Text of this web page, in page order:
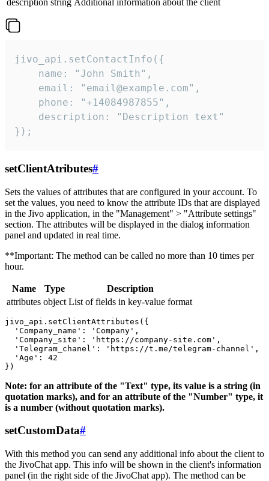
description string Additional information about the client
jivo_api.setContactInfo({
    name: "John Smith",
    email: "email@example.com",
    phone: "+14084987855",
    description: "Description text"
});
setClientAtributes#
Sets the values ​​of attributes that are configured in your account. To
set the values, you need to know the attribute IDs that are displayed
in the Jivo application, in the "Management" > "Attribute settings"
section. The attributes will be displayed in the dialog information
panel and updated in real time.
**Important: The method can be called no more than 10 times per
hour.
Name Type
Description
attributes object List of fields in key-value format
jivo_api.setClientAttributes({
  'Company_name': 'Company',
  'Company_site': 'https://company-site.com',
  'Telegram_chanel': 'https://t.me/telegram-channel',
  'Age': 42
Note: for an attribute of the "Text" type, its value is a string (in
quotation marks), and for an attribute of the "Number" type, it
is a number (without quotation marks).
setCustomData#
With this method you can send any additional info about the client to
the JivoChat app. This info will be shown in the client's information
panel (in the right side of the JivoChat app). The method can be